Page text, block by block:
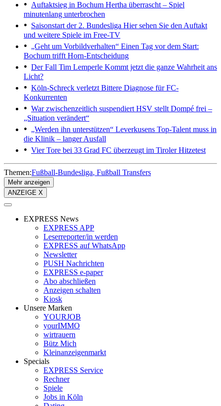
Auftaktsieg in Bochum Hertha überrascht – Spiel
minutenlang unterbrochen
Saisonstart der 2. Bundesliga Hier sehen Sie den Auftakt
und weitere Spiele im Free-TV
„Geht um Vorbildverhalten“ Einen Tag vor dem Start:
Bochum trifft Horn-Entscheidung
Der Fall Tim Lemperle Kommt jetzt die ganze Wahrheit ans
Licht?
Köln-Schreck verletzt Bittere Diagnose für FC-
Konkurrenten
War zwischenzeitlich suspendiert HSV stellt Dompé frei –
„Situation verändert“
„Werden ihn unterstützen“ Leverkusens Top-Talent muss in
die Klinik – langer Ausfall
Vier Tore bei 33 Grad FC überzeugt im Tiroler Hitzetest
Themen:Fußball-Bundesliga Fußball Transfers
Mehr anzeigen
ANZEIGE X
EXPRESS News
EXPRESS APP
Leserreporter/in werden
EXPRESS auf WhatsApp
Newsletter
PUSH Nachrichten
EXPRESS e-paper
Abo abschließen
Anzeigen schalten
Kiosk
Unsere Marken
YOURJOB
yourIMMO
wirtrauern
Bütz Mich
Kleinanzeigenmarkt
Specials
EXPRESS Service
Rechner
Spiele
Jobs in Köln